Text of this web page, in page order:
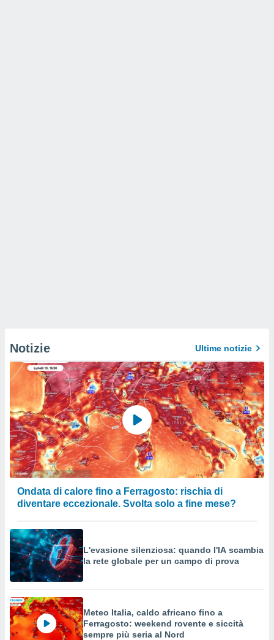
Notizie Ultime notizie
Ondata di calore fino a Ferragosto: rischia di
diventare eccezionale. Svolta solo a fine mese?
L'evasione silenziosa: quando l'IA scambia
la rete globale per un campo di prova
Meteo Italia, caldo africano fino a
Ferragosto: weekend rovente e siccità
sempre più seria al Nord